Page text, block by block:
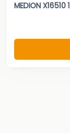
MEDION